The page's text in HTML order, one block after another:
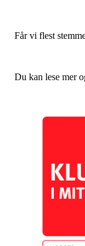
Får vi flest
Du kan lese mer